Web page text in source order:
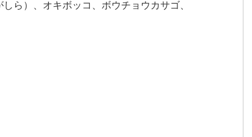
ら）、オキボッコ、ボウチョウカサゴ、